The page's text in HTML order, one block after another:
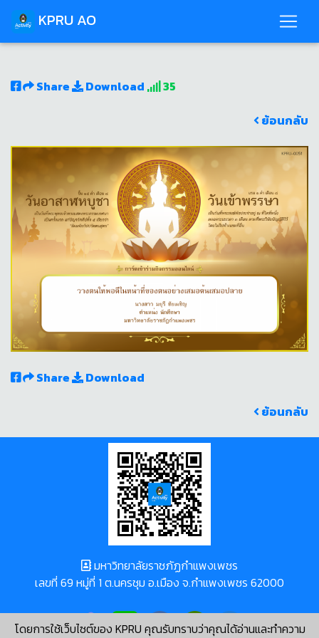
KPRU AO
Share Download
35
ย้อนกลับ
Share
Download
ย้อนกลับ
โดยการใช้เว็บไซต์ของ KPRU คุณรับทราบว่าคุณได้อ่านและทำความ
มหาวิทยาลัยราชภัฏกำแพงเพชร
เลขที่ 69 หมู่ที่ 1 ต.นครชุม อ.เมือง จ.กำแพงเพชร 62000